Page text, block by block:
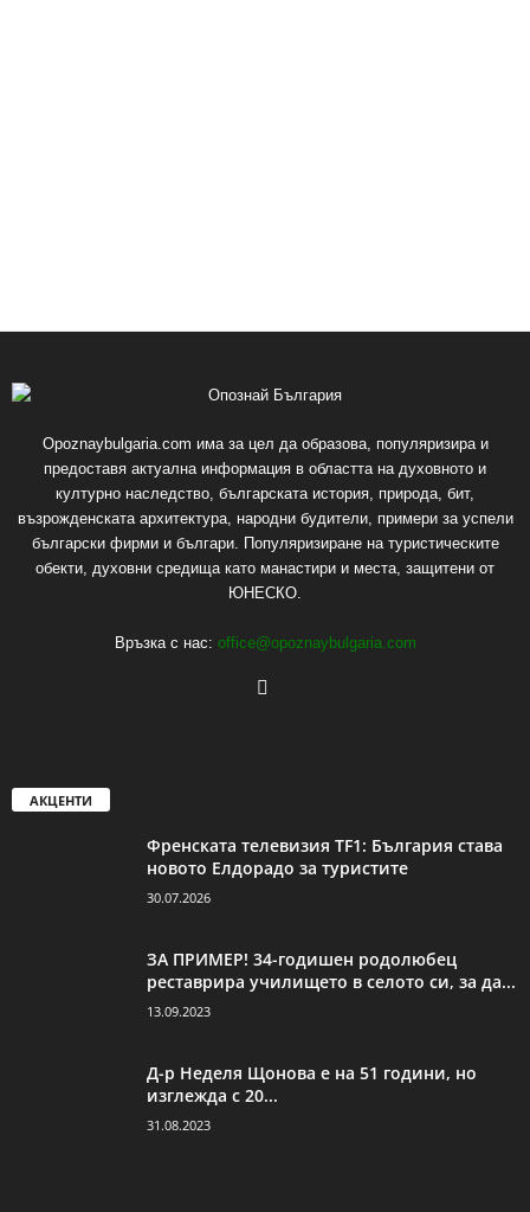
Opoznaybulgaria.com има за цел да образова, популяризира и
предоставя актуална информация в областта на духовното и
културно наследство, българската история, природа, бит,
възрожденската архитектура, народни будители, примери за успели
български фирми и българи. Популяризиране на туристическите
обекти, духовни средища като манастири и места, защитени от
ЮНЕСКО.
Връзка с нас: office@opoznaybulgaria.com
АКЦЕНТИ
Френската телевизия TF1: България става
новото Елдорадо за туристите
30.07.2026
ЗА ПРИМЕР! 34-годишен родолюбец
реставрира училището в селото си, за да...
13.09.2023
Д-р Неделя Щонова е на 51 години, но
изглежда с 20...
31.08.2023